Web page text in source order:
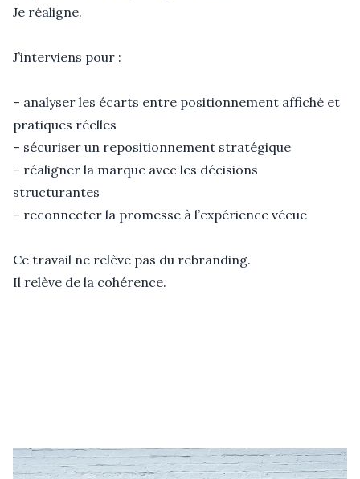
Je réaligne.
J’interviens pour :
– analyser les écarts entre positionnement affiché et
pratiques réelles
– sécuriser un repositionnement stratégique
– réaligner la marque avec les décisions
structurantes
– reconnecter la promesse à l’expérience vécue
Ce travail ne relève pas du rebranding.
Il relève de la cohérence.